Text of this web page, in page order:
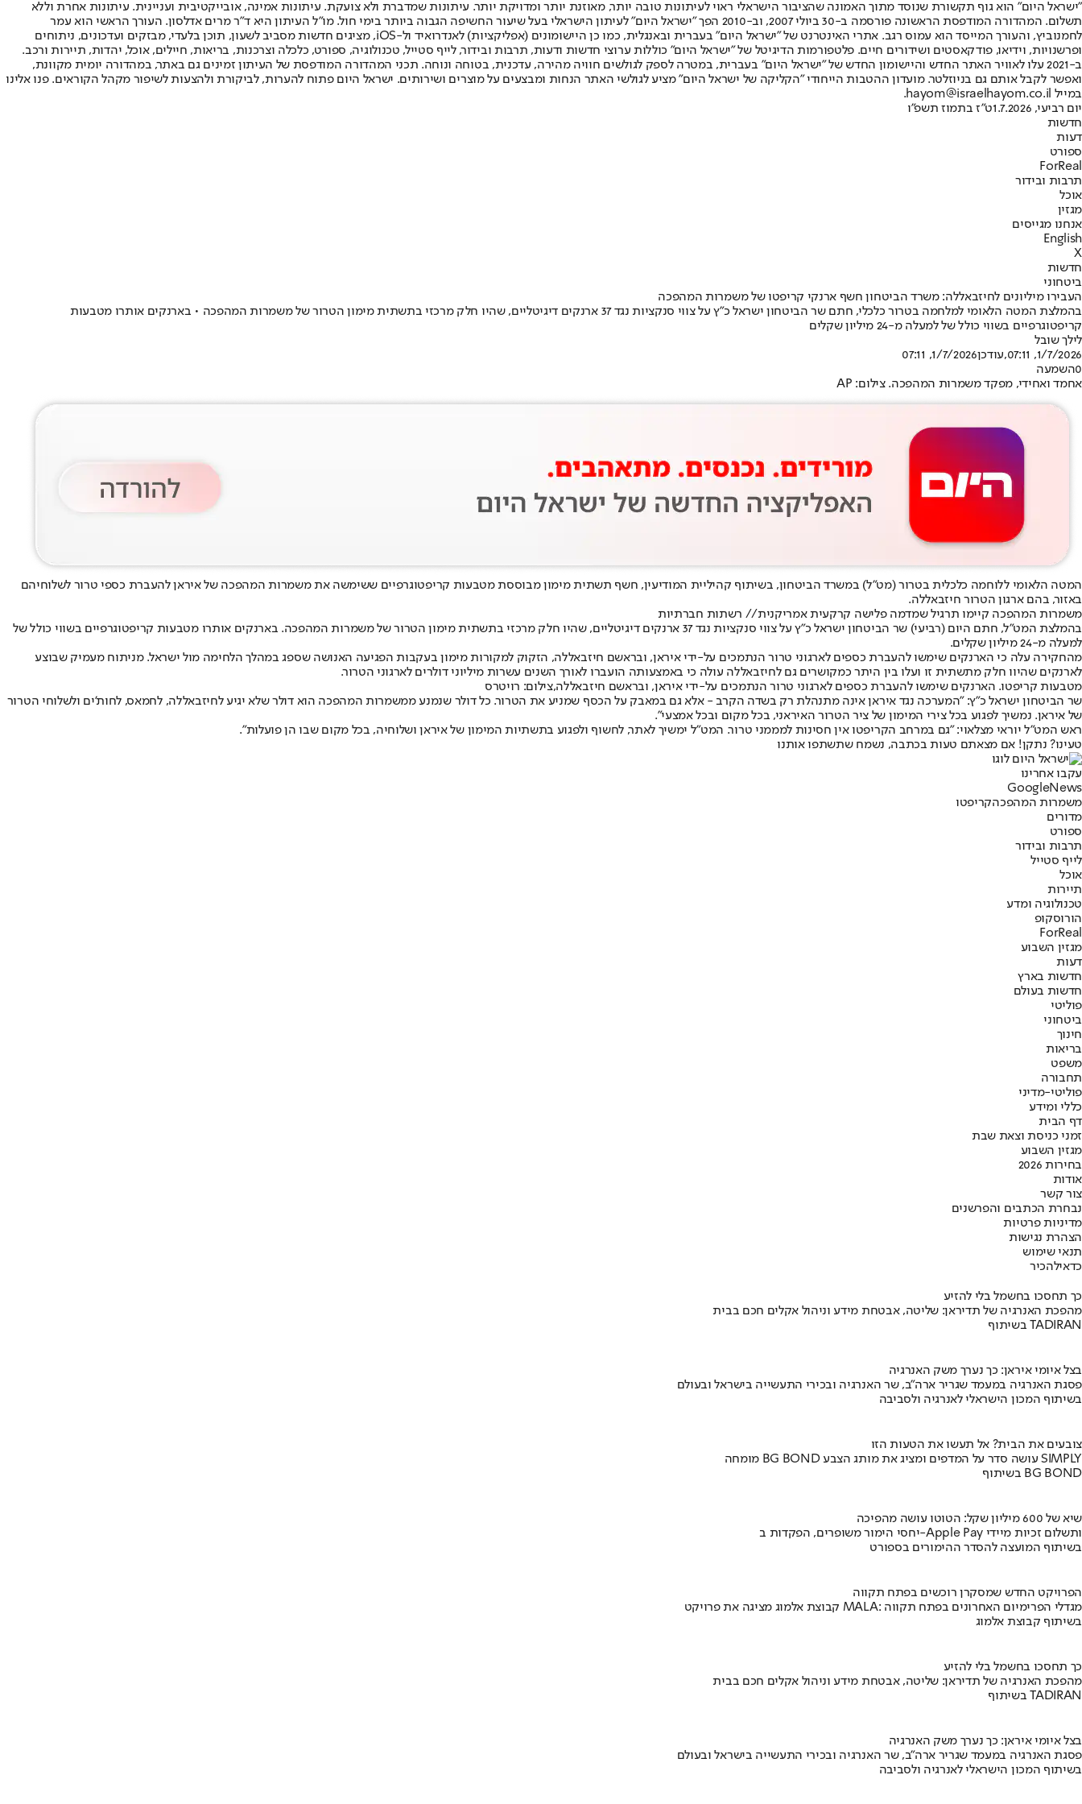
"ישראל היום" הוא גוף תקשורת שנוסד מתוך האמונה שהציבור הישראלי ראוי לעיתונות טובה יותר, מאוזנת יותר ומדויקת יותר. עיתונות שמדברת ולא צועקת. עיתונות אמינה, אובייקטיבית ועניינית. עיתונות אחרת וללא
תשלום. המהדורה המודפסת הראשונה פורסמה ב-30 ביולי 2007, וב-2010 הפך "ישראל היום" לעיתון הישראלי בעל שיעור החשיפה הגבוה ביותר בימי חול. מו"ל העיתון היא ד"ר מרים אדלסון. העורך הראשי הוא עמר
לחמנוביץ, והעורך המייסד הוא עמוס רגב. אתרי האינטרנט של "ישראל היום" בעברית ובאנגלית, כמו כן היישומונים (אפליקציות) לאנדרואיד ול-iOS, מציגים חדשות מסביב לשעון, תוכן בלעדי, מבזקים ועדכונים, ניתוחים
ופרשנויות, וידיאו, פודקאסטים ושידורים חיים. פלטפורמות הדיגיטל של "ישראל היום" כוללות ערוצי חדשות ודעות, תרבות ובידור, לייף סטייל, טכנולוגיה, ספורט, כלכלה וצרכנות, בריאות, חיילים, אוכל, יהדות, תיירות ורכב.
ב-2021 עלו לאוויר האתר החדש והיישומון החדש של "ישראל היום" בעברית, במטרה לספק לגולשים חוויה מהירה, עדכנית, בטוחה ונוחה. תכני המהדורה המודפסת של העיתון זמינים גם באתר, במהדורה יומית מקוונת,
ואפשר לקבל אותם גם בניוזלטר. מועדון ההטבות הייחודי "הקליקה של ישראל היום" מציע לגולשי האתר הנחות ומבצעים על מוצרים ושירותים. ישראל היום פתוח להערות, לביקורת ולהצעות לשיפור מקהל הקוראים. פנו אלינו
במייל hayom@israelhayom.co.il.
יום רביעי, 1.7.2026
ט"ז בתמוז תשפ"ו
חדשות
דעות
ספורט
ForReal
תרבות ובידור
אוכל
מגזין
אנחנו מגייסים
English
X
חדשות
ביטחוני
העבירו מיליונים לחיזבאללה: משרד הביטחון חשף ארנקי קריפטו של משמרות המהפכה
בהמלצת המטה הלאומי למלחמה בטרור כלכלי, חתם שר הביטחון ישראל כ"ץ על צווי סנקציות נגד 37 ארנקים דיגיטליים, שהיו חלק מרכזי בתשתית מימון הטרור של משמרות המהפכה • בארנקים אותרו מטבעות
קריפטוגרפיים בשווי כולל של למעלה מ-24 מיליון שקלים
לילך שובל
1/7/2026, 07:11
,עודכן1/7/2026, 07:11
0השמעה
אחמד ואחידי, מפקד משמרות המהפכה. צילום: AP
המטה הלאומי ללוחמה כלכלית בטרור (מט"ל) במשרד הביטחון, בשיתוף קהיליית המודיעין, חשף תשתית מימון מבוססת מטבעות קריפטוגרפיים ששימשה את משמרות המהפכה של איראן להעברת כספי טרור לשלוחיהם
באזור, בהם ארגון הטרור חיזבאללה.
משמרות המהפכה קיימו תרגיל שמדמה פלישה קרקעית אמריקנית// רשתות חברתיות
בהמלצת המט"ל, חתם היום (רביעי) שר הביטחון ישראל כ"ץ על צווי סנקציות נגד 37 ארנקים דיגיטליים, שהיו חלק מרכזי בתשתית מימון הטרור של משמרות המהפכה. בארנקים אותרו מטבעות קריפטוגרפיים בשווי כולל של
למעלה מ-24 מיליון שקלים.
מהחקירה עלה כי הארנקים שימשו להעברת כספים לארגוני טרור הנתמכים על-ידי איראן, ובראשם חיזבאללה, הזקוק למקורות מימון בעקבות הפגיעה האנושה שספג במהלך הלחימה מול ישראל. מניתוח מעמיק שבוצע
לארנקים שהיוו חלק מתשתית זו ועלו בין היתר כמקושרים גם לחיזבאללה עולה כי באמצעותה הועברו לאורך השנים עשרות מיליוני דולרים לארגוני הטרור.
מטבעות קריפטו. הארנקים שימשו להעברת כספים לארגוני טרור הנתמכים על-ידי איראן, ובראשם חיזבאללה,צילום: רויטרס
שר הביטחון ישראל כ"ץ: "המערכה נגד איראן אינה מתנהלת רק בשדה הקרב - אלא גם במאבק על הכסף שמניע את הטרור. כל דולר שנמנע ממשמרות המהפכה הוא דולר שלא יגיע לחיזבאללה, לחמאס, לחות’ים ולשלוחי הטרור
של איראן. נמשיך לפגוע בכל צירי המימון של ציר הטרור האיראני, בכל מקום ובכל אמצעי".
ראש המט"ל יוראי מצלאוי: "גם במרחב הקריפטו אין חסינות למממני טרור. המט"ל ימשיך לאתר, לחשוף ולפגוע בתשתיות המימון של איראן ושלוחיה, בכל מקום שבו הן פועלות".
טעינו? נתקן! אם מצאתם טעות בכתבה, נשמח שתשתפו אותנו
עקבו אחרינו
Googl eNews
משמרות המהפכהקריפטו
מדורים
ספורט
תרבות ובידור
לייף סטייל
אוכל
תיירות
טכנולוגיה ומדע
הורוסקופ
ForReal
מגזין השבוע
דעות
חדשות בארץ
חדשות בעולם
פוליטי
ביטחוני
חינוך
בריאות
משפט
תחבורה
פוליטי-מדיני
כללי ומידע
דף הבית
זמני כניסת וצאת שבת
מגזין השבוע
בחירות 2026
אודות
צור קשר
נבחרת הכתבים והפרשנים
מדיניות פרטיות
הצהרת נגישות
תנאי שימוש
כדאילהכיר
כך תחסכו בחשמל בלי להזיע
מהפכת האנרגיה של תדיראן: שליטה, אבטחת מידע וניהול אקלים חכם בבית
בשיתוף TADIRAN
בצל איומי איראן: כך נערך משק האנרגיה
פסגת האנרגיה במעמד שגריר ארה"ב, שר האנרגיה ובכירי התעשייה בישראל ובעולם
בשיתוף המכון הישראלי לאנרגיה ולסביבה
צובעים את הבית? אל תעשו את הטעות הזו
מומחה BG BOND עושה סדר על המדפים ומציג את מותג הצבע SIMPLY
בשיתוף BG BOND
שיא של 600 מיליון שקל: הטוטו עושה מהפיכה
יחסי הימור משופרים, הפקדות ב-Apple Pay ותשלום זכיות מיידי
בשיתוף המועצה להסדר ההימורים בספורט
הפרויקט החדש שמסקרן רוכשים בפתח תקווה
קבוצת אלמוג מציגה את פרויקט MALA: מגדלי הפרימיום האחרונים בפתח תקווה
בשיתוף קבוצת אלמוג
כך תחסכו בחשמל בלי להזיע
מהפכת האנרגיה של תדיראן: שליטה, אבטחת מידע וניהול אקלים חכם בבית
בשיתוף TADIRAN
בצל איומי איראן: כך נערך משק האנרגיה
פסגת האנרגיה במעמד שגריר ארה"ב, שר האנרגיה ובכירי התעשייה בישראל ובעולם
בשיתוף המכון הישראלי לאנרגיה ולסביבה